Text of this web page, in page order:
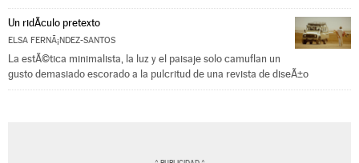
Un ridÃ­culo pretexto
ELSA FERNÃ¡NDEZ-SANTOS
La estÃ©tica minimalista, la luz y el paisaje solo camuflan un
gusto demasiado escorado a la pulcritud de una revista de diseÃ±o